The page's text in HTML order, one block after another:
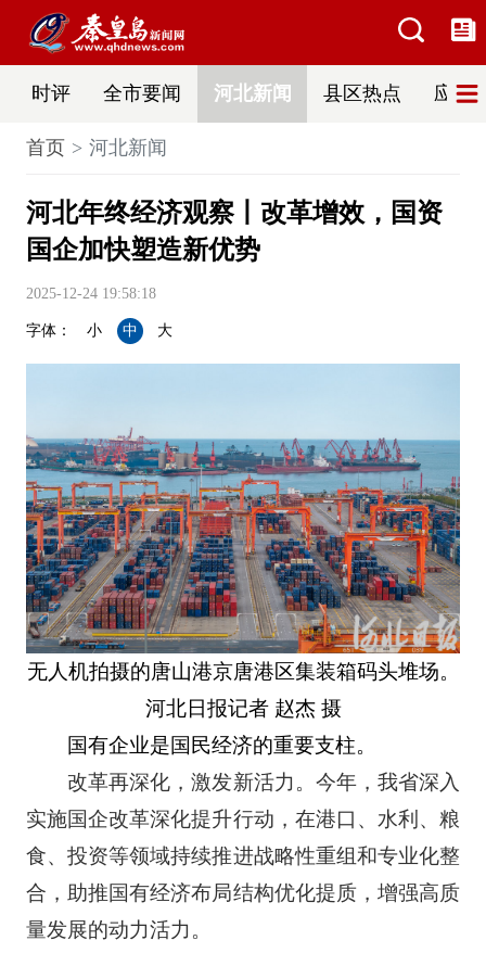
时评 全市要闻 河北新闻 县区热点 应急
首页 河北新闻
河北年终经济观察丨改革增效，国资
国企加快塑造新优势
2025-12-24 19:58:18
字体： 小 中 大
无人机拍摄的唐山港京唐港区集装箱码头堆场。
河北日报记者 赵杰 摄
国有企业是国民经济的重要支柱。
改革再深化，激发新活力。今年，我省深入
实施国企改革深化提升行动，在港口、水利、粮
食、投资等领域持续推进战略性重组和专业化整
合，助推国有经济布局结构优化提质，增强高质
量发展的动力活力。